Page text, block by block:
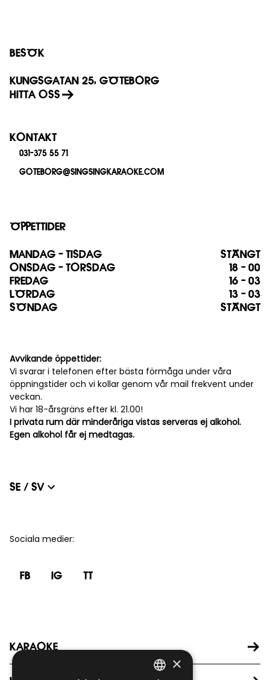
Avvikande öppettider:
Vi svarar i telefonen efter bästa förmåga under våra
öppningstider och vi kollar genom vår mail frekvent under
veckan.
Vi har 18-årsgräns efter kl. 21.00!
I privata rum där minderåriga vistas serveras ej alkohol.
Egen alkohol får ej medtagas.
SE / SV
Sociala medier:
FB IG TT
BESÖK
KUNGSGATAN 25, GÖTEBORG
HITTA OSS
KONTAKT
031-375 55 71
GOTEBORG@SINGSINGKARAOKE.COM
ÖPPETTIDER
MÅNDAG - TISDAG
STÄNGT
ONSDAG - TORSDAG
18 - 00
FREDAG
16 - 03
LÖRDAG
13 - 03
SÖNDAG
STÄNGT
KARAOKE
×